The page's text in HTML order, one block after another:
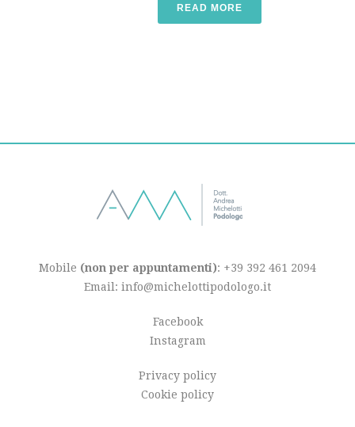
READ MORE
Mobile (non per appuntamenti): +39 392 461 2094
Email: info@michelottipodologo.it
Facebook
Instagram
Privacy policy
Cookie policy